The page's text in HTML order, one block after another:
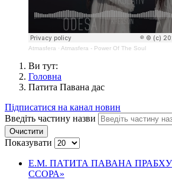
Atmasfera · Atmasfera - Power Of The Soul
Ви тут:
Головна
Патита Павана дас
Підписатися на канал новин
Введіть частину назви
Очистити
Показувати
Е.М. ПАТИТА ПАВАНА
ССОРА»